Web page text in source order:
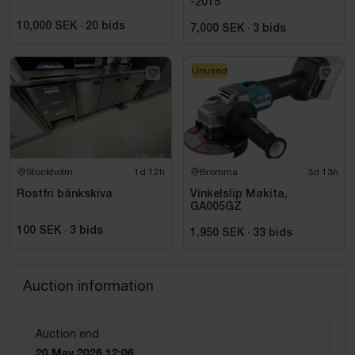
10,000 SEK · 20 bids
-2015
7,000 SEK · 3 bids
Stockholm 1d 12h
Rostfri bänkskiva
100 SEK · 3 bids
Bromma 3d 13h
Vinkelslip Makita,
GA005GZ
1,950 SEK · 33 bids
Unused
Auction information
Auction end
20 May 2026 12:06